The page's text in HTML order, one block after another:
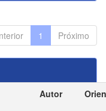
1 Próximo
Autor